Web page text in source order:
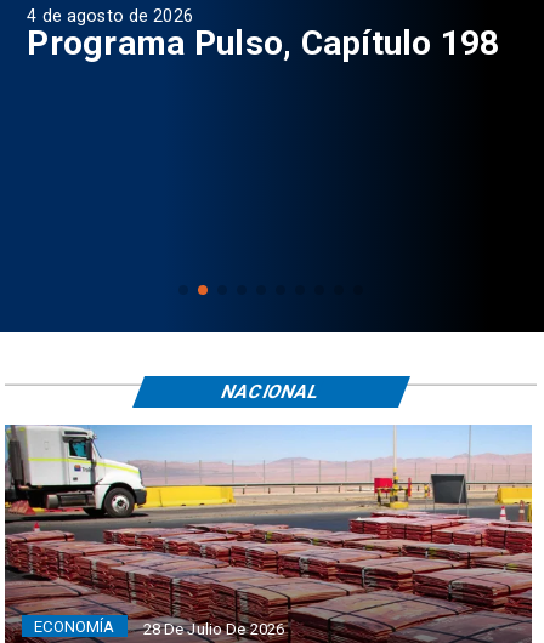
4 de agosto de 2026
Programa Pulso, Capítulo 198
ECONOMÍA 28 De Julio De 2026
NACIONAL